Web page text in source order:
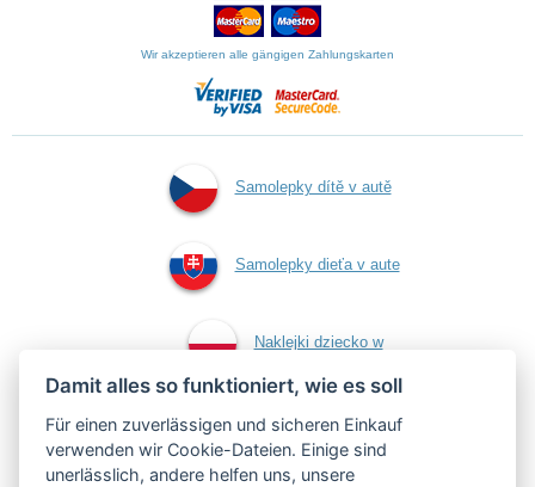
Wir akzeptieren alle gängigen Zahlungskarten
Samolepky dítě v autě
Samolepky dieťa v aute
Naklejki dziecko w
aucie
Damit alles so funktioniert, wie es soll
Für einen zuverlässigen und sicheren Einkauf
verwenden wir Cookie-Dateien. Einige sind
unerlässlich, andere helfen uns, unsere